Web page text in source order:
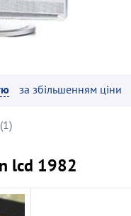
за збільшенням ціни
lcd 1982